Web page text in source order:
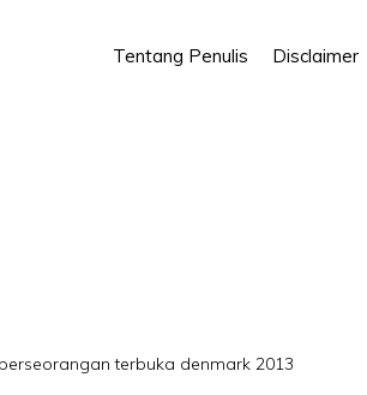
Tentang Penulis Disclaimer
terbuka denmark 2013